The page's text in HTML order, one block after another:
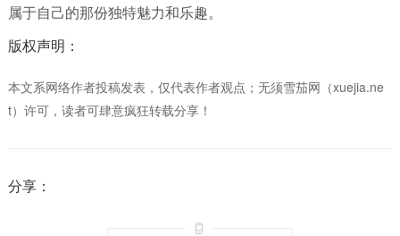
属于自己的那份独特魅力和乐趣。
版权声明：
本文系网络作者投稿发表，仅代表作者观点；无须雪茄网（xuejia.ne
t）许可，读者可肆意疯狂转载分享！
分享：